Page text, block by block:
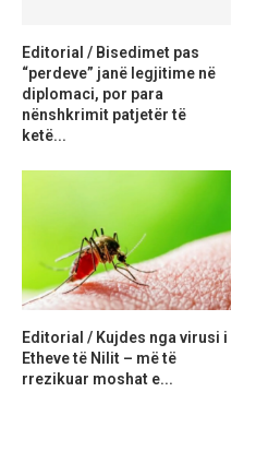
Editorial / Bisedimet pas
“perdeve” janë legjitime në
diplomaci, por para
nënshkrimit patjetër të
ketë...
Editorial / Kujdes nga virusi i
Etheve të Nilit – më të
rrezikuar moshat e...